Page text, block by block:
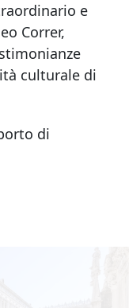
e
Correr,
culturale di
di